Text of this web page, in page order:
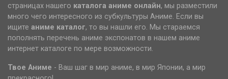
страницах нашего каталога аниме онлайн, мы разместили
много чего интересного из субкультуры Аниме. Если вы
ищите аниме каталог, то вы нашли его. Мы стараемся
пополнять перечень аниме экспонатов в нашем аниме
интернет каталоге по мере возможности.
Твое Аниме - Ваш шаг в мир аниме, в мир Японии, а мир